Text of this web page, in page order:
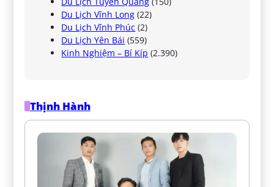
Du Lịch Vĩnh Long (22)
Du Lịch Vĩnh Phúc (2)
Du Lịch Yên Bái (559)
Kinh Nghiệm – Bí Kíp (2.390)
Thịnh Hành